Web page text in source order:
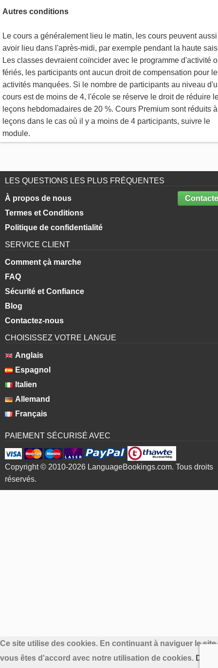
Autres conditions
Le cours a généralement lieu le matin, les cours peuvent aussi
avoir lieu dans l'après-midi, par exemple pendant la haute
Les classes devraient coïncider avec le programme d'activité
fériés, les participants ont aucun droit de compensation pour
activités manquées. Si le nombre de participants au niveau
cours est de moins de 4, l'école se réserve le droit de réduire
leçons hebdomadaires de 20 %. Cours Premium sont réduits
leçons dans le cas où il y a moins de 4 participants, suivre le
module.
LES QUESTIONS LES PLUS FRÉQUENTES
À propos de nous
Termes et Conditions
Politique de confidentialité
SERVICE CLIENT
Comment çà marche
FAQ
Sécurité et Confiance
Blog
Contactez-nous
CHOISISSEZ VOTRE LANGUE
Anglais
Espagnol
Italien
Allemand
Français
PAIEMENT SÉCURISÉ AVEC
Copyright © 2010-2026 LanguageBookings.com. Tous droits
réservés.
Ce site utilise des cookies. En continuant à naviguer le site
vous êtes d'accord avec notre utilisation de cookies.